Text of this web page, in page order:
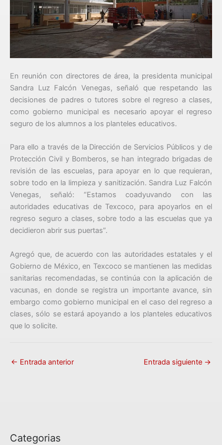
En reunión con directores de área, la presidenta municipal
Sandra Luz Falcón Venegas, señaló que respetando las
decisiones de padres o tutores sobre el regreso a clases,
como gobierno municipal es necesario apoyar el regreso
seguro de los alumnos a los planteles educativos.
Para ello a través de la Dirección de Servicios Públicos y de
Protección Civil y Bomberos, se han integrado brigadas de
revisión de las escuelas, para apoyar en lo que requieran,
sobre todo en la limpieza y sanitización. Sandra Luz Falcón
Venegas, señaló: “Estamos coadyuvando con las
autoridades educativas de Texcoco, para apoyarlos en el
regreso seguro a clases, sobre todo a las escuelas que ya
decidieron abrir sus puertas”.
Agregó que, de acuerdo con las autoridades estatales y el
Gobierno de México, en Texcoco se mantienen las medidas
sanitarias recomendadas, se continúa con la aplicación de
vacunas, en donde se registra un importante avance, sin
embargo como gobierno municipal en el caso del regreso a
clases, sólo se estará apoyando a los planteles educativos
que lo solicite.
← Entrada anterior Entrada siguiente →
Categorias
C